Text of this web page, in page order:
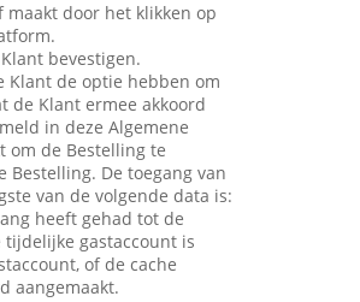
door het klikken op
bevestigen.
Klant de optie hebben om
de Klant ermee akkoord
in deze Algemene
om de Bestelling te
De toegang van
van de volgende data is:
heeft gehad tot de
gastaccount is
of de cache
aangemaakt.